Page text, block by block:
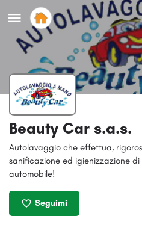
Beauty Car s.a.s.
Autolavaggio che effettua,
sanificazione ed igienizzazione
automobile!
Seguimi